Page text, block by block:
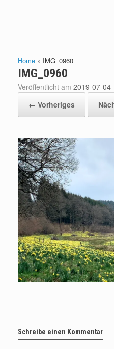
Home » IMG_0960
IMG_0960
Veröffentlicht am 2019-07-04
← Vorheriges
Schreibe einen Kommentar